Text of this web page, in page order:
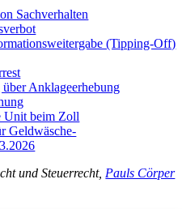
Sachverhalten
(Tipping-Off)
Anklageerhebung
beim Zoll
Geldwäsche-
und Steuerrecht, Pauls Cörper